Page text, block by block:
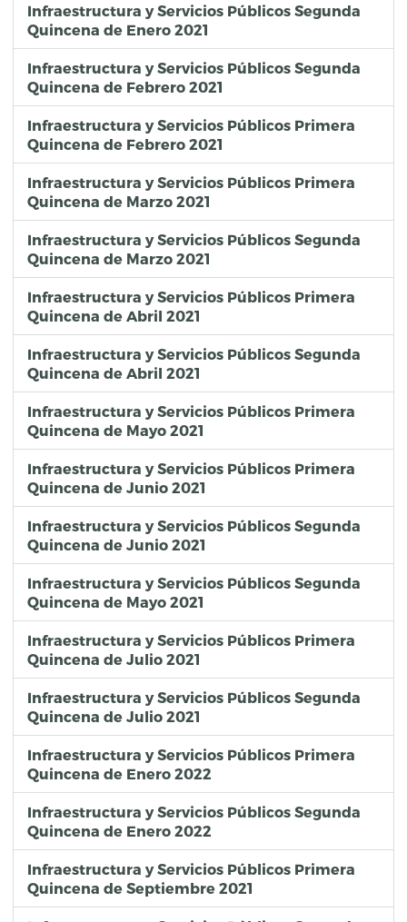
Infraestructura y Servicios Públicos Segunda
Quincena de Enero 2021
Infraestructura y Servicios Públicos Segunda
Quincena de Febrero 2021
Infraestructura y Servicios Públicos Primera
Quincena de Febrero 2021
Infraestructura y Servicios Públicos Primera
Quincena de Marzo 2021
Infraestructura y Servicios Públicos Segunda
Quincena de Marzo 2021
Infraestructura y Servicios Públicos Primera
Quincena de Abril 2021
Infraestructura y Servicios Públicos Segunda
Quincena de Abril 2021
Infraestructura y Servicios Públicos Primera
Quincena de Mayo 2021
Infraestructura y Servicios Públicos Primera
Quincena de Junio 2021
Infraestructura y Servicios Públicos Segunda
Quincena de Junio 2021
Infraestructura y Servicios Públicos Segunda
Quincena de Mayo 2021
Infraestructura y Servicios Públicos Primera
Quincena de Julio 2021
Infraestructura y Servicios Públicos Segunda
Quincena de Julio 2021
Infraestructura y Servicios Públicos Primera
Quincena de Enero 2022
Infraestructura y Servicios Públicos Segunda
Quincena de Enero 2022
Infraestructura y Servicios Públicos Primera
Quincena de Septiembre 2021